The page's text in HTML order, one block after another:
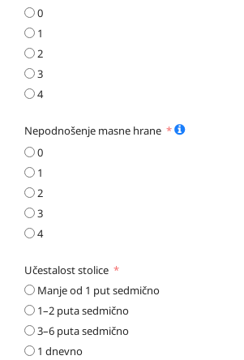
0
1
2
3
4
Nepodnošenje masne hrane
0
1
2
3
4
Učestalost stolice
Manje od 1 put sedmično
1–2 puta sedmično
3–6 puta sedmično
1 dnevno